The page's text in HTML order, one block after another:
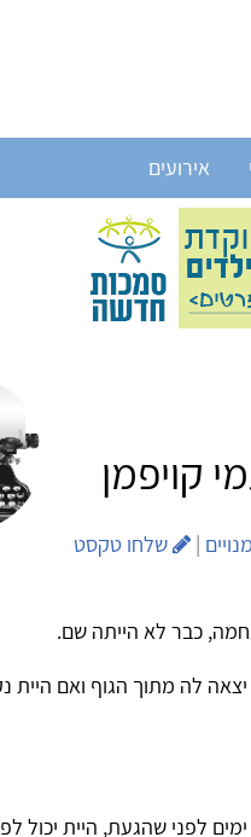
אירועים
קויפמן
|
שלחו טקסט
כבר לא הייתה שם.
לה מתוך הגוף ואם היית